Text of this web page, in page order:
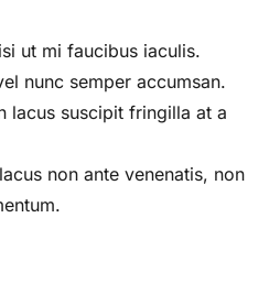
ut mi faucibus iaculis.
nunc semper accumsan.
lacus suscipit fringilla at a
non ante venenatis, non